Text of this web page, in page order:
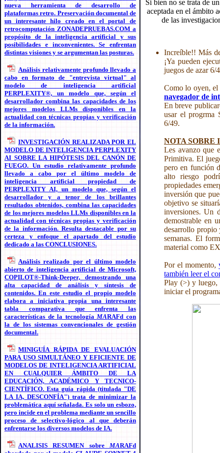
nueva herramienta de desarrollo de
plataformas retro. Preservación documental de
un interesante hilo creado en el portal de
retrocomputación ZONADEPRUEBAS.COM a
propósito de la inteligencia artificial y sus
posibilidades e inconvenientes. Se enfrentan
distintas visiones y se argumentan las posturas.
Análisis relativamente profundo llevado a
cabo en formato de "entrevista virtual" al
modelo de inteligencia artificial
PERPLEXITY®, un modelo que, según el
desarrollador combina las capacidades de los
mejores modelos LLMs disponibles en la
actualidad con técnicas propias y verificación
de la información.
INVESTIGACIÓN REALIZADA POR EL
MODELO DE INTELIGENCIA PERPLEXITY
AI SOBRE LA HIPÓTESIS DEL CANÓN DE
FUEGO. Un estudio relativamente profundo
llevado a cabo por el último modelo de
inteligencia artificial propiedad de
PERPLEXITY AI, un modelo que, según el
desarrollador y a tenor de los brillantes
resultados obtenidos, combina las capacidades
de los mejores modelos LLMs disponibles en la
actualidad con técnicas propias y verificación
de la información. Resulta destacable por su
certeza y enfoque el apartado del estudio
dedicado a las CONCLUSIONES.
Análisis realizado por el último modelo
abierto de inteligencia artificial de Microsoft,
COPILOT®-Think-Deeper, demostrando una
alta capacidad de análisis y síntesis de
contenidos. En este estudio el propio modelo
elabora a iniciativa propia una interesante
tabla comparativa que enfrenta las
características de la tecnología MARAFd con
la de los sistemas convencionales de gestión
documental.
MINIGUÍA RÁPIDA DE EVALUACIÓN
PARA USO SIMULTÁNEO Y EFICIENTE DE
MODELOS DE INTELIGENCIA ARTIFICIAL
EN CUALQUIER ÁMBITO DE LA
EDUCACIÓN, ACADÉMICO Y TECNICO-
CIENTÍFICO. Esta guía rápida (titulada "DE
LA IA, DESCONFÍA") trata de minimizar la
problemática aquí señalada. Es solo un esbozo,
pero incide en el problema mediante un sencillo
proceso de selectivo-lógico al que deberán
enfrentarse los diversos modelos de IA.
ANALISIS RESUMEN sobre MARAFd
Si bien no se trata de
aceptada en el ámbito
de las
Increíble!! Más
¡Ya pueden
juegos de azar
Como lo oyen,
navegador de
En breve
usar el progrma
6/49.
NOTA SOBRE
Les avanzo que
Primitiva. El
pero en función
alto riesgo
propiedades
inversión que
objetivo se
inversiones. Un
demostrable en
desarrollo propio
semanas. El
material como
Por el momento,
también leer el
Play (>) y luego,
iniciar el